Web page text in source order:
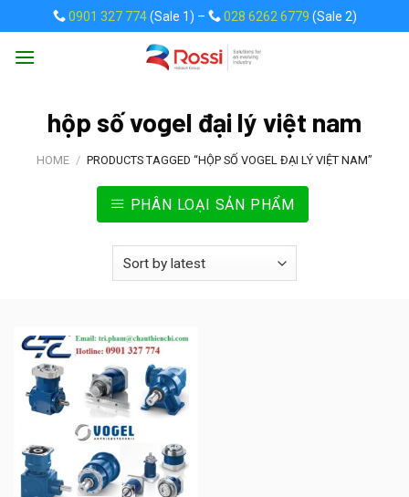
to
content
0901 327 774(Sale 1) – 028 6262 6779 (Sale 2)
hộp số vogel đại lý việt nam
HOME / PRODUCTS TAGGED “HỘP SỐ VOGEL ĐẠI LÝ VIỆT NAM”
PHÂN LOẠI SẢN PHẨM